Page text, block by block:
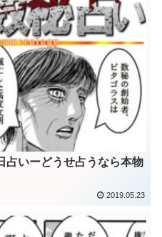
占いーどうせ占うなら本物
2019.05.23